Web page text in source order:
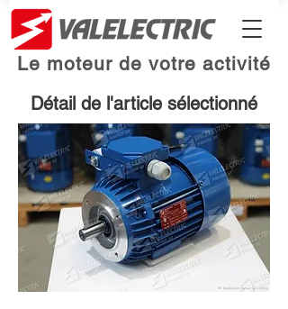
Le moteur de votre activité
Détail de l'article sélectionné